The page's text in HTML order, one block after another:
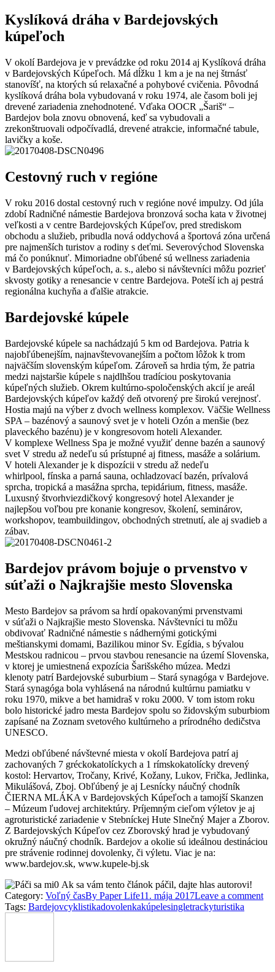
Kyslíková dráha v Bardejovských
kúpeľoch
V okolí Bardejova je v prevádzke od roku 2014 aj Kyslíková dráha
v Bardejovských Kúpeľoch. Má dĺžku 1 km a je na nej štrnásť
stanovíšť, na ktorých sú relaxačné a pohybové cvičenia. Pôvodná
kyslíková dráha bola vybudovaná v roku 1974, ale časom boli jej
drevené zariadenia znehodnotené. Vďaka OOCR „Šariš“ –
Bardejov bola znovu obnovená, keď sa vybudovali a
zrekonštruovali odpočívadlá, drevené atrakcie, informačné tabule,
lavičky a koše.
Cestovný ruch v regióne
V roku 2016 dostal cestovný ruch v regióne nové impulzy. Od júla
zdobí Radničné námestie Bardejova bronzová socha kata v životnej
veľkosti a v centre Bardejovských Kúpeľov, pred strediskom
obchodu a služieb, pribudla nová oddychová a športová zóna určená
pre najmenších turistov a rodiny s deťmi. Severovýchod Slovenska
má čo ponúknuť. Mimoriadne obľúbené sú wellness zariadenia
v Bardejovských kúpeľoch, a. s., alebo si návštevníci môžu pozrieť
skvosty gotiky a renesancie v centre Bardejova. Poteší ich aj pestrá
regionálna kuchyňa a ďalšie atrakcie.
Bardejovské kúpele
Bardejovské kúpele sa nachádzajú 5 km od Bardejova. Patria k
najobľúbenejším, najnavštevovanejším a počtom lôžok k trom
najväčším slovenským kúpeľom. Zároveň sa hrdia tým, že patria
medzi najstaršie kúpele s najdlhšou tradíciou poskytovania
kúpeľných služieb. Okrem kultúrno-spoločenských akcií je areál
Bardejovských kúpeľov každý deň otvorený pre širokú verejnosť.
Hostia majú na výber z dvoch wellness komplexov. Väčšie Wellness
SPA – bazénový a saunový svet je v hoteli Ozón a menšie (bez
plaveckého bazénu) je v kongresovom hoteli Alexander.
V komplexe Wellness Spa je možné využiť denne bazén a saunový
svet V stredu až nedeľu sú prístupné aj fitness, masáže a solárium.
V hoteli Alexander je k dispozícii v stredu až nedeľu
whirlpool, fínska a parná sauna, ochladzovací bazén, prívalová
sprcha, tropická a masážna sprcha, tepidárium, fitness, masáže.
Luxusný štvorhviezdičkový kongresový hotel Alexander je
najlepšou voľbou pre konanie kongresov, školení, seminárov,
workshopov, teambuildingov, obchodných stretnutí, ale aj svadieb a
zábav.
Bardejov právom bojuje o prvenstvo v
súťaži o Najkrajšie mesto Slovenska
Mesto Bardejov sa právom sa hrdí opakovanými prvenstvami
v súťaži o Najkrajšie mesto Slovenska. Návštevníci tu môžu
obdivovať Radničné námestie s nádhernými gotickými
meštianskymi domami, Bazilikou minor Sv. Egídia, s bývalou
Mestskou radnicou – prvou stavbou renesancie na území Slovenska,
v ktorej je umiestnená expozícia Šarišského múzea. Medzi
klenoty patrí Bardejovské suburbium – Stará synagóga v Bardejove.
Stará synagóga bola vyhlásená na národnú kultúrnu pamiatku v
roku 1970, mikve a bet hamidraš v roku 2000. V tom istom roku
bolo historické jadro mesta Bardejov spolu so židovským suburbiom
zapísané na Zoznam svetového kultúrneho a prírodného dedičstva
UNESCO.
Medzi obľúbené návštevné miesta v okolí Bardejova patrí aj
zachovaných 7 gréckokatolíckych a 1 rímskokatolícky drevený
kostol: Hervartov, Tročany, Krivé, Kožany, Lukov, Frička, Jedlinka,
Mikulášová, Zboj. Obľúbený je aj Lesnícky náučný chodník
ČIERNA MLÁKA v Bardejovských Kúpeľoch a tamojší Skanzen
– Múzeum ľudovej architektúry. Príjemným cieľom výletov je aj
agroturistické zariadenie v Stebníckej Hute Slnečný Majer a Zborov.
Z Bardejovských Kúpeľov cez Zborovský hrad je vybudovaný
okružný náučný chodník. Bardejov a okolie sú ideálnou destináciou
pre strávenie rodinnej dovolenky, či výletu. Viac je na:
www.bardejov.sk, www.kupele-bj.sk
0 Ak sa vám tento článok páčil, dajte hlas autorovi!
Category: Voľný časBy Paper Life11. mája 2017Leave a comment
Tags: Bardejovcyklistikadovolenkakúpelesingletrackyturistika